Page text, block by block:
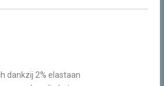
dankzij 2% elastaan